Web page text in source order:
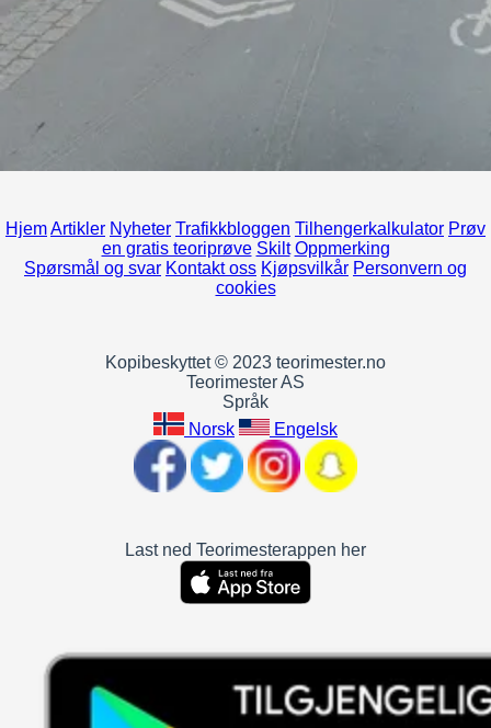
HjemArtikler Nyheter Trafikkbloggen Tilhengerkalkulator Prøv
en gratis teoriprøve Skilt Oppmerking
Spørsmål og svar Kontakt oss Kjøpsvilkår Personvern og
cookies
Kopibeskyttet © 2023 teorimester.no
Teorimester AS
Språk
Norsk
Engelsk
Last ned Teorimesterappen her